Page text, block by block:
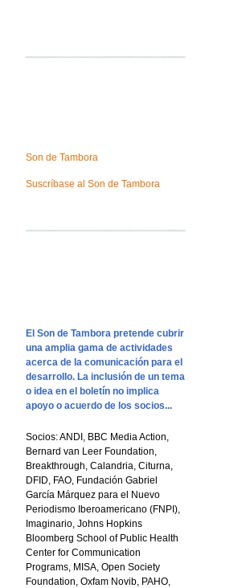
Son de Tambora
Suscríbase al Son de Tambora
El Son de Tambora pretende cubrir
una amplia gama de actividades
acerca de la comunicación para el
desarrollo. La inclusión de un tema
o idea en el boletín no implica
apoyo o acuerdo de los socios...
Socios: ANDI, BBC Media Action,
Bernard van Leer Foundation,
Breakthrough, Calandria, Citurna,
DFID, FAO, Fundación Gabriel
García Márquez para el Nuevo
Periodismo Iberoamericano (FNPI),
Imaginario, Johns Hopkins
Bloomberg School of Public Health
Center for Communication
Programs, MISA, Open Society
Foundation, Oxfam Novib, PAHO,